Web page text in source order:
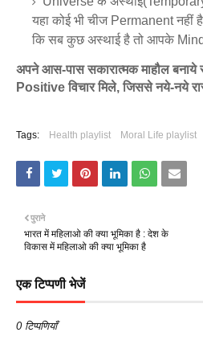
यहा कोई भी चीज Permanent नहीं
कि सब कुछ अस्थाई है तो आपके
अपने आस-पास सकारात्मक माहौल बनाये
Positive विचार मिले, जिससे नये-नये
Tags: Health playlist Moral Life playlist
पुराने
भारत में महिलाओ की क्या भूमिका है : देश के
विकास में महिलाओ की क्या भूमिका है
एक टिप्पणी भेजें
0 टिप्पणियाँ